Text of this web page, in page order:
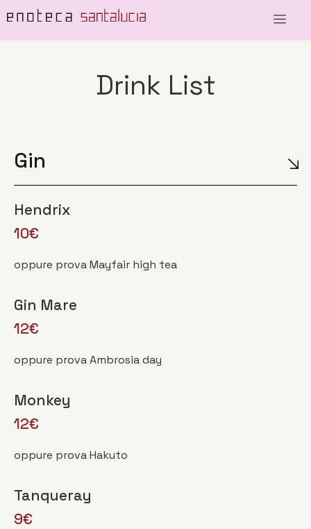
Drink List
Gin
Hendrix
10€
oppure prova Mayfair high tea
Gin Mare
12€
oppure prova Ambrosia day
Monkey
12€
oppure prova Hakuto
Tanqueray
9€